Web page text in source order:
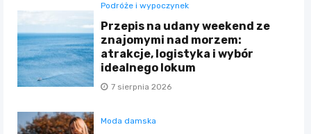
Podróże i wypoczynek
Przepis na udany weekend ze
znajomymi nad morzem:
atrakcje, logistyka i wybór
idealnego lokum
7 sierpnia 2026
Moda damska